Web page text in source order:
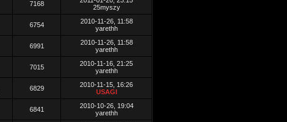
7168
25myszy
6754
2010-11-26, 11:58
yarethh
6991
2010-11-26, 11:58
yarethh
7015
2010-11-16, 21:25
yarethh
6829
2010-11-15, 16:26
USAGI
6841
2010-10-26, 19:04
yarethh